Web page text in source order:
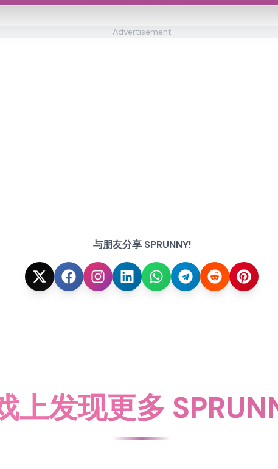
Advertisement
与朋友分享 SPRUNNY!
上发现更多